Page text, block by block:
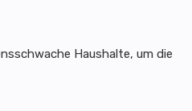
Haushalte, um die